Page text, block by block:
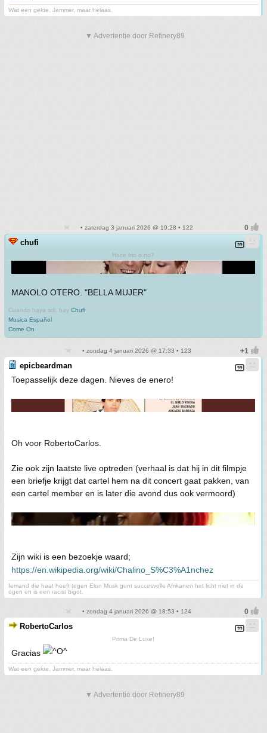
Wat een gekte. Jammer, maar helaas.
▼ Advertentie door Refinery89
• zaterdag 3 januari 2026 @ 19:28 • 122
chufi
Hace frio o no?
MANOLO OTERO. "BELLA MUJER"
Cuando haya sol, hay Chufi
Musica Español
Come On
• zondag 4 januari 2026 @ 17:33 • 123
epicbeardman
Toepasselijk deze dagen. Nieves de enero!
Oh voor RobertoCarlos.
Zie ook zijn laatste live optreden (verhaal is dat hij in dit filmpje
een briefje krijgt dat cartel hem na dit concert gaat pakken, van
een cartel member en is later die avond dus ook vermoord)
Zijn wiki is een bezoekje waard;
https://en.wikipedia.org/wiki/Chalino_S%C3%A1nchez
Iemand die haat heeft tegen Elon Musk gunt succesvolle Afrikanen het licht niet in de
ogen en is een racist bigot.
• zondag 4 januari 2026 @ 18:53 • 124
RobertoCarlos
Prima De Luxe!
Gracias
Wat een gekte. Jammer, maar helaas.
▼ Advertentie door Refinery89